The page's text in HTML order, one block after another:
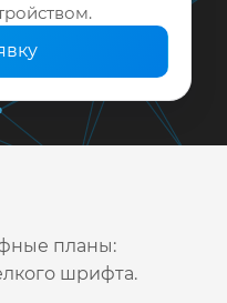
планы:
шрифта.